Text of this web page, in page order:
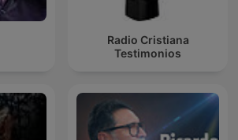
Radio Cristiana
Testimonios